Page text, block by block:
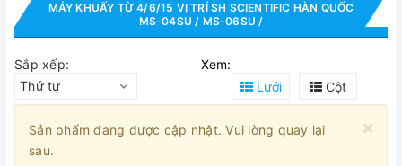
MÁY KHUẤY TỪ 4/6/15 VỊ TRÍ SH SCIENTIFIC HÀN QUỐC
MS-04SU / MS-06SU /
Sắp xếp:
Thứ tự
Xem:
Lưới
Cột
×
Sản phẩm đang được cập nhật. Vui lòng quay lại
sau.